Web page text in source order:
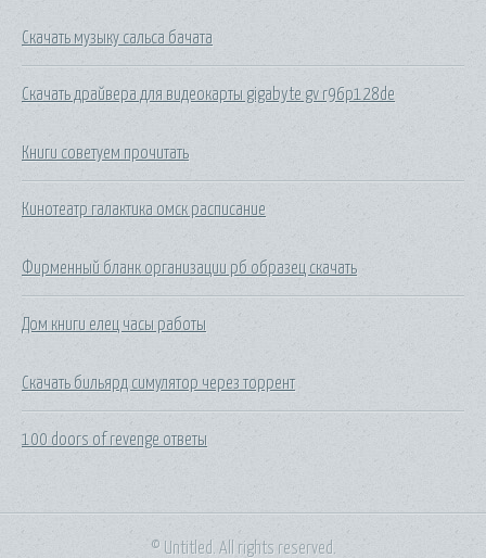
Скачать музыку сальса бачата
Скачать драйвера для видеокарты gigabyte gv r96p128de
Книги советуем прочитать
Кинотеатр галактика омск расписание
Фирменный бланк организации рб образец скачать
Дом книги елец часы работы
Скачать бильярд симулятор через торрент
100 doors of revenge ответы
© Untitled. All rights reserved.